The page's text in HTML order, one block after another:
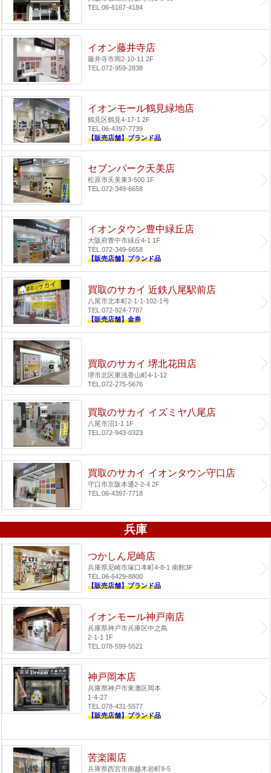
TEL.06-6167-4184
イオン藤井寺店
藤井寺市岡2-10-11 2F
TEL.072-959-2838
イオンモール鶴見緑地店
鶴見区鶴見4-17-1 2F
TEL.06-4397-7739
【販売店舗】ブランド品
セブンパーク天美店
松原市天美東3-500 1F
TEL.072-349-6658
イオンタウン豊中緑丘店
大阪府豊中市緑丘4-1 1F
TEL.072-349-6658
【販売店舗】ブランド品
買取のサカイ 近鉄八尾駅前店
八尾市北本町2-1-1-102-1号
TEL.072-924-7787
【販売店舗】金券
買取のサカイ 堺北花田店
堺市北区東浅香山町4-1-12
TEL.072-275-5676
買取のサカイ イズミヤ八尾店
八尾市沼1-1 1F
TEL.072-943-0323
買取のサカイ イオンタウン守口店
守口市京阪本通2-2-4 2F
TEL.06-4397-7718
兵庫
つかしん尼崎店
兵庫県尼崎市塚口本町4-8-1 南館3F
TEL.06-6429-8800
【販売店舗】ブランド品
イオンモール神戸南店
兵庫県神戸市兵庫区中之島
2-1-1 1F
TEL.078-599-5521
神戸岡本店
兵庫県神戸市東灘区岡本
1-4-27
TEL.078-431-5577
【販売店舗】ブランド品
苦楽園店
兵庫県西宮市南越木岩町9-5